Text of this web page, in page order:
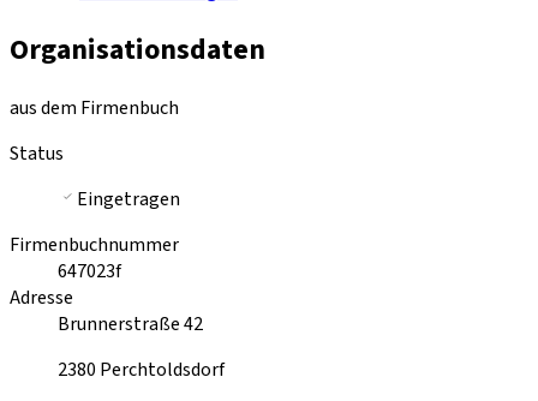
Organisationsdaten
aus dem Firmenbuch
Status
Eingetragen
Firmenbuchnummer
647023f
Adresse
Brunnerstraße 42
2380 Perchtoldsdorf